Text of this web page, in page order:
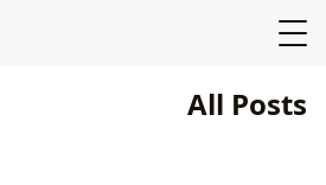
All Posts